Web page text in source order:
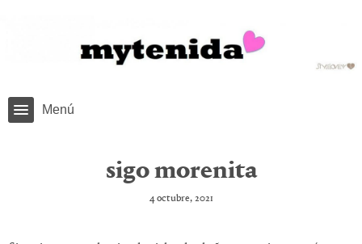
Menú
sigo morenita
4 octubre, 2021